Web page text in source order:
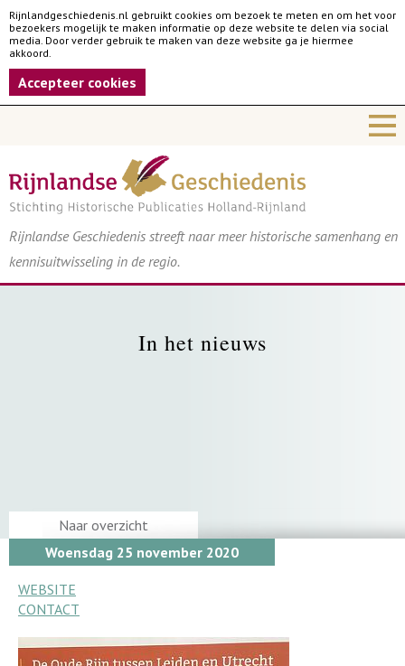
Rijnlandgeschiedenis.nl gebruikt cookies om bezoek te meten en om het voor
bezoekers mogelijk te maken informatie op deze website te delen via social
media. Door verder gebruik te maken van deze website ga je hiermee
akkoord.
Accepteer cookies
Rijnlandse Geschiedenis streeft naar meer historische samenhang en
kennisuitwisseling in de regio.
In het nieuws
Naar overzicht
Woensdag 25 november 2020
WEBSITE
CONTACT